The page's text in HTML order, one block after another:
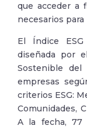
que acceder a
necesarios
El Índice
diseñada por
Sostenible
empresas
criterios ESG:
Comunidades,
A la fecha, 77